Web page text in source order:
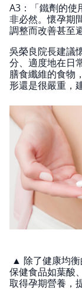
A3：「鐵劑的使
非必然。懷孕期
調整而改善甚至
吳榮良院長建議
分、適度地在日
膳食纖維的食物
形還是很嚴重，
▲ 除了健康均
保健食品如葉酸
取得孕期營養，